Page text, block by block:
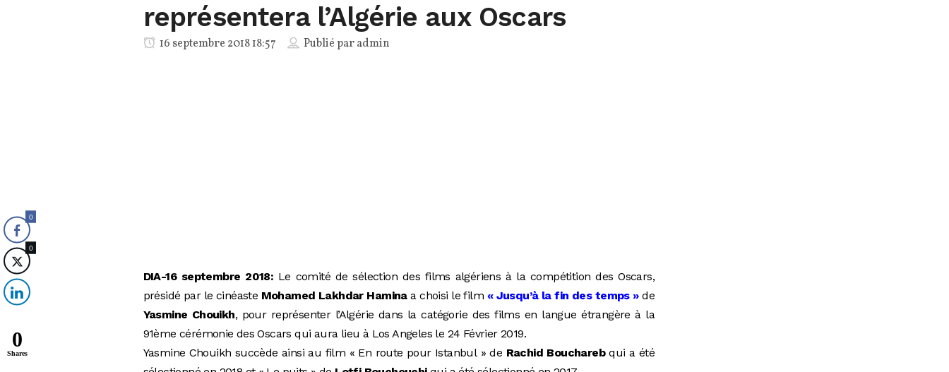
représentera l’Algérie aux Oscars
16 septembre 2018 18:57 Publié paradmin
DIA-16 septembre 2018: Le comité de sélection des films algériens à la compétition des Oscars,
présidé par le cinéaste Mohamed Lakhdar Haminaa choisi le film « Jusqu’à la fin des temps »de
Yasmine Chouikh, pour représenter l’Algérie dans la catégorie des films en langue étrangère à la
91ème cérémonie des Oscars qui aura lieu à Los Angeles le 24 Février 2019.
Yasmine Chouikh succède ainsi au film « En route pour Istanbul » de Rachid Boucharebqui a été
0
0
0
Shares